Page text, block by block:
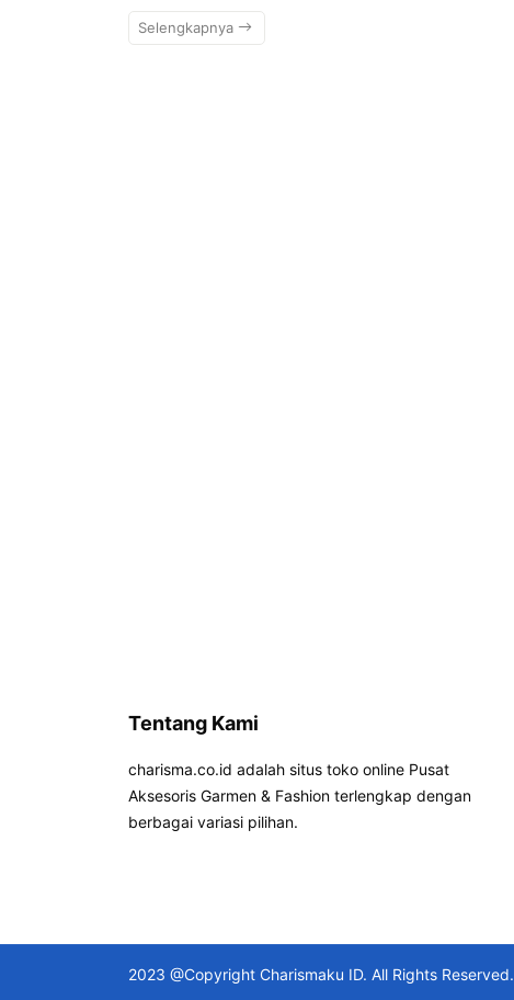
Selengkapnya
Tentang Kami
charisma.co.id adalah situs toko online Pusat
Aksesoris Garmen & Fashion terlengkap dengan
berbagai variasi pilihan.
2023 @Copyright Charismaku ID. All Rights Reserved.